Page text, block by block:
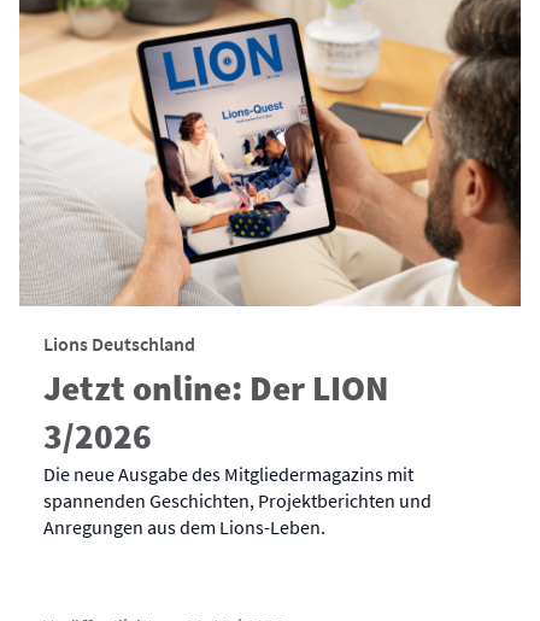
Lions Deutschland
Jetzt online: Der LION
3/2026
Die neue Ausgabe des Mitgliedermagazins mit
spannenden Geschichten, Projektberichten und
Anregungen aus dem Lions-Leben.